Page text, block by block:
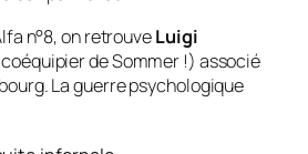
n°8, on retrouveLuigi
coéquipier de Sommer !) associé
La guerre psychologique